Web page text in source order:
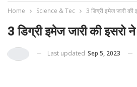
Home Science & Tec 3 डिग्री इमेज जारी
3 डिग्री इमेज जारी की
Last updated Sep 5, 2023